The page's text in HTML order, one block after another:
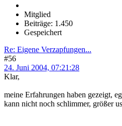
Mitglied
Beiträge: 1.450
Gespeichert
Re: Eigene Verzapfungen...
#56
24. Juni 2004, 07:21:28
Klar,
meine Erfahrungen haben gezeigt,
kann nicht noch schlimmer, größer